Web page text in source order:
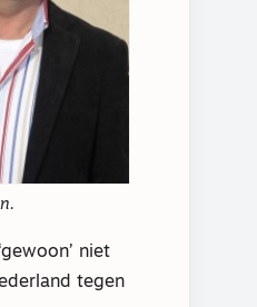
niet
tegen